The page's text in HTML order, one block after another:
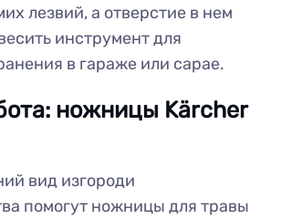
лезвий, а отверстие в нем
инструмент для
в гараже или сарае.
ножницы Kärcher
вид изгороди
помогут ножницы для травы